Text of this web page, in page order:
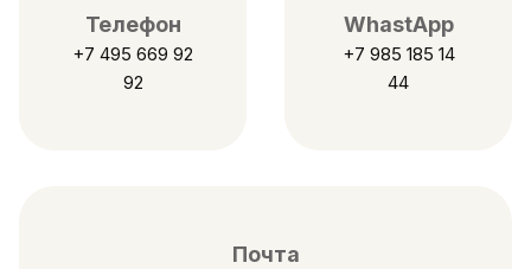
Телефон
+7 495 669 92
92
WhastApp
+7 985 185 14
44
Почта